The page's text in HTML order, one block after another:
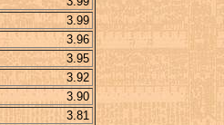
3.99
3.96
3.95
3.92
3.90
3.81